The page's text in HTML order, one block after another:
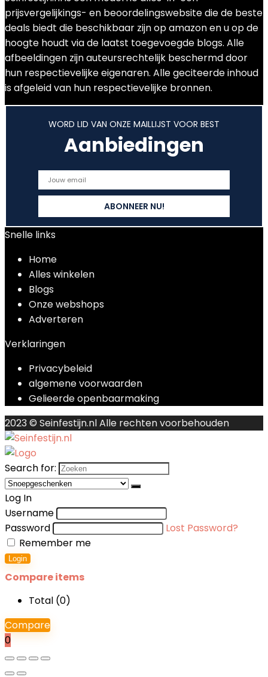
prijsvergelijkings- en beoordelingswebsite die de beste
deals biedt die beschikbaar zijn op amazon en u op de
hoogte houdt via de laatst toegevoegde blogs. Alle
afbeeldingen zijn auteursrechtelijk beschermd door
hun respectievelijke eigenaren. Alle geciteerde inhoud
is afgeleid van hun respectievelijke bronnen.
WORD LID VAN ONZE MAILLIJST VOOR BEST
Aanbiedingen
Snelle links
Home
Alles winkelen
Blogs
Onze webshops
Adverteren
Verklaringen
Privacybeleid
algemene voorwaarden
Gelieerde openbaarmaking
2023 © Seinfestijn.nl Alle rechten voorbehouden
Search for:
Log In
Username
Password
Lost Password?
Remember me
Login
Compare items
Total (0)
Compare
0